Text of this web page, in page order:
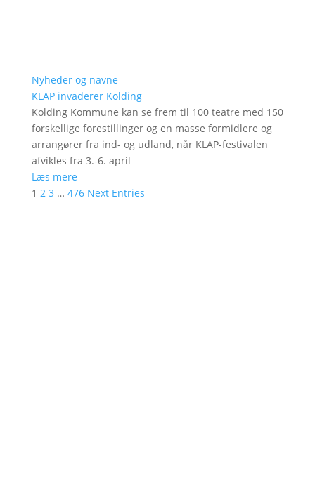
Nyheder og navne
KLAP invaderer Kolding
Kolding Kommune kan se frem til 100 teatre med 150
forskellige forestillinger og en masse formidlere og
arrangører fra ind- og udland, når KLAP-festivalen
afvikles fra 3.-6. april
Læs mere
1 2 3 … 476 Next Entries